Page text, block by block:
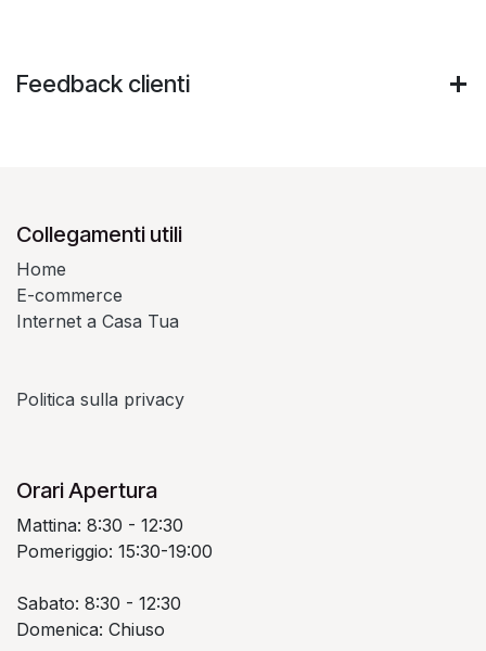
Feedback clienti
Collegamenti utili
Home
E-commerce
Internet a Casa Tua
Politica sulla privacy
Orari Apertura
Mattina: 8:30 - 12:30
Pomeriggio: 15:30-19:00
Sabato: 8:30 - 12:30
Domenica: Chiuso